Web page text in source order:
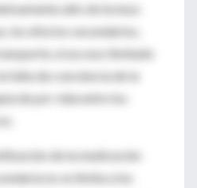
alto de incluso
los efectos secundarios,
el acceso limitado
falta de conciencia de la
de por vida entre los
de la medicación
no se limita a los